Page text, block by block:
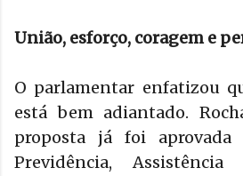
União, esforço, coragem e
O parlamentar enfatizou
está bem adiantado.
proposta já foi aprovada
Previdência, Assistência